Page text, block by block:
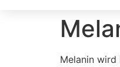
Melanin wird